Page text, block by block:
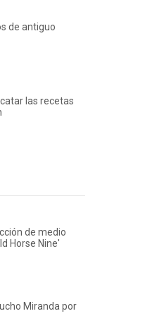
de antiguo
las recetas
de medio
Horse Nine'
Miranda por